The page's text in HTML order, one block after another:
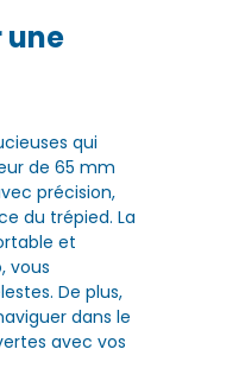
une
qui
de 65 mm
précision,
du trépied. La
et
vous
De plus,
dans le
avec vos